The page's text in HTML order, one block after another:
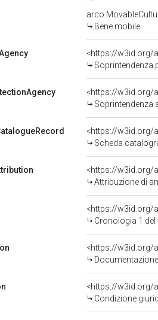
Bene mobile
<https://w3id.org/
Soprintendenza
<https://w3id.org/
Soprintendenza
<https://w3id.org/
Scheda
<https://w3id.org/
Attribuzione di
<https://w3id.org/
Cronologia 1 del
<https://w3id.org/
<https://w3id.org/
Condizione